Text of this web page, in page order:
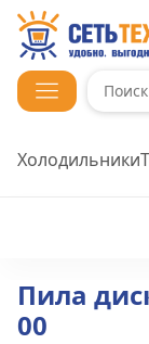
Холодильники
Пила
00